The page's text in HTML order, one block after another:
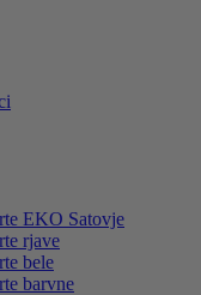
EKO Satovje
rjave
bele
barvne